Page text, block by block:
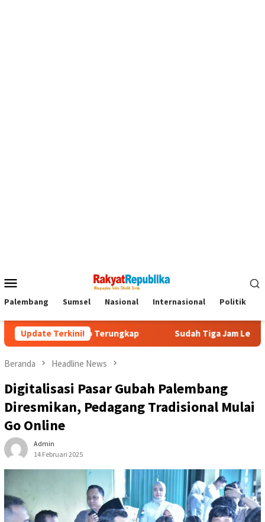
Mobile
Palembang Sumsel Nasional Internasional Politik
Update Terkini!
Terungkap Sudah Tiga Jam Lebih Eks Jampidsus
Beranda Headline News
Digitalisasi Pasar Gubah Palembang
Diresmikan, Pedagang Tradisional Mulai
Go Online
Admin
14 Februari 2025